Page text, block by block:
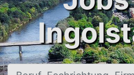
Beruf, Fachrichtung, Firma